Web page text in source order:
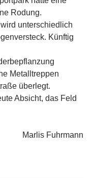
Rodung.
unterschiedlich
Künftig
Metalltreppen
überlegt.
Absicht, das Feld
Marlis Fuhrmann